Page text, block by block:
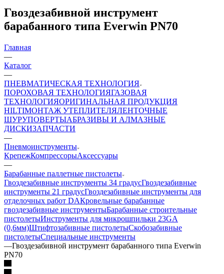
Гвоздезабивной инструмент
барабанного типа Everwin PN70
Главная
—
Каталог
—
ПНЕВМАТИЧЕСКАЯ ТЕХНОЛОГИЯ
ПОРОХОВАЯ ТЕХНОЛОГИЯГАЗОВАЯ
ТЕХНОЛОГИЯОРИГИНАЛЬНАЯ ПРОДУКЦИЯ
HILTIМОНТАЖ УТЕПЛИТЕЛЯЛЕНТОЧНЫЕ
ШУРУПОВЕРТЫАБРАЗИВЫ И АЛМАЗНЫЕ
ДИСКИЗАПЧАСТИ
—
Пневмоинструменты
КрепежКомпрессорыАксессуары
—
Барабанные паллетные пистолеты
Гвоздезабивные инструменты 34 градусГвоздезабивные
инструменты 21 градусГвоздезабивные инструменты для
отделочных работ DAКровельные барабанные
гвоздезабивные инструментыБарабанные строительные
пистолетыИнструменты для микрошпильки 23GA
(0,6мм)Штифтозабивные пистолетыСкобозабивные
пистолетыСпециальные инструменты
—Гвоздезабивной инструмент барабанного типа Everwin
PN70